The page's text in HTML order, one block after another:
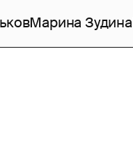
Марина Зудина